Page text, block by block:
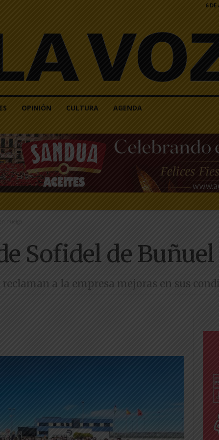
6 DE
OPINIÓN CULTURA AGENDA
huelga
Sofidel de
reclaman a la empresa mejoras en sus